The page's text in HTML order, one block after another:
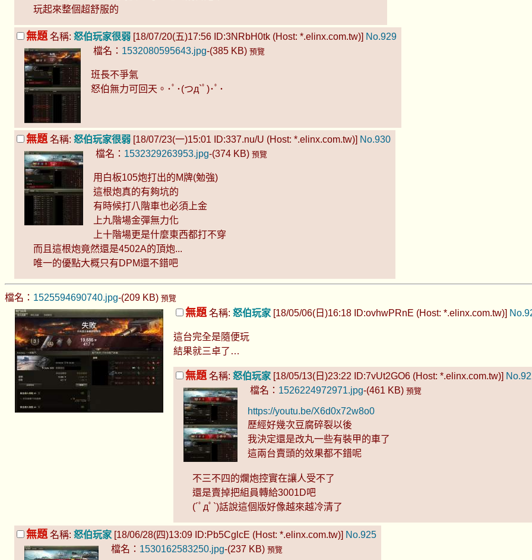
玩起來整個超舒服的
無題 名稱: 怒伯玩家很弱 [18/07/20(五)17:56 ID:3NRbH0tk (Host: *.elinx.com.tw)] No.929
檔名： 1532080595643.jpg-(385 KB) 預覽
班長不爭氣
怒伯無力可回天。･ﾟ･(つд`ﾟ)･ﾟ･
無題 名稱: 怒伯玩家很弱 [18/07/23(一)15:01 ID:337.nu/U (Host: *.elinx.com.tw)] No.930
檔名： 1532329263953.jpg-(374 KB) 預覽
用白板105炮打出的M牌(勉強)
這根炮真的有夠坑的
有時候打八階車也必須上金
上九階場金彈無力化
上十階場更是什麼東西都打不穿
而且這根炮竟然還是4502A的頂炮...
唯一的優點大概只有DPM還不錯吧
檔名： 1525594690740.jpg-(209 KB) 預覽
無題名稱: 怒伯玩家[18/05/06(日)16:18 ID:ovhwPRnE (Host: *.elinx.com.tw)]
這台完全是隨便玩
結果就三卓了…
無題名稱: 怒伯玩家[18/05/13(日)23:22 ID:7vUt2GO6 (Host: *.elinx.com.tw)]
檔名： 1526224972971.jpg-(461 KB) 預覽
https://youtu.be/X6d0x72w8o0
歷經好幾次豆腐碎裂以後
我決定還是改丸一些有裝甲的車了
這兩台賣頭的效果都不錯呢
不三不四的爛炮控實在讓人受不了
還是賣掉把組員轉給3001D吧
(´ﾟдﾟ`)話說這個版好像越來越冷清了
無題 名稱: 怒伯玩家 [18/06/28(四)13:09 ID:Pb5CglcE (Host: *.elinx.com.tw)] No.925
檔名： 1530162583250.jpg-(237 KB) 預覽